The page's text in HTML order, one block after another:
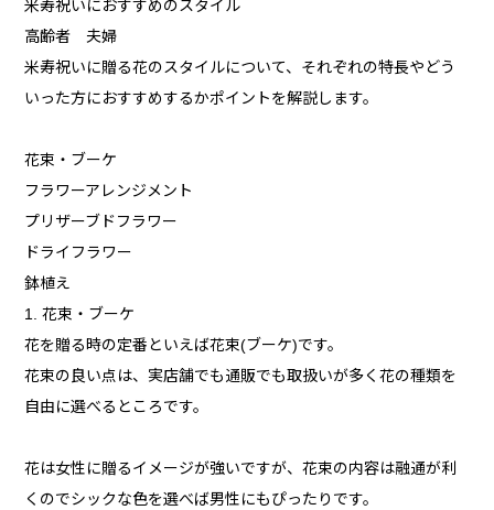
米寿祝いにおすすめのスタイル
高齢者 夫婦
米寿祝いに贈る花のスタイルについて、それぞれの特長やどう
いった方におすすめするかポイントを解説します。
花束・ブーケ
フラワーアレンジメント
プリザーブドフラワー
ドライフラワー
鉢植え
1. 花束・ブーケ
花を贈る時の定番といえば花束(ブーケ)です。
花束の良い点は、実店舗でも通販でも取扱いが多く花の種類を
自由に選べるところです。
花は女性に贈るイメージが強いですが、花束の内容は融通が利
くのでシックな色を選べば男性にもぴったりです。